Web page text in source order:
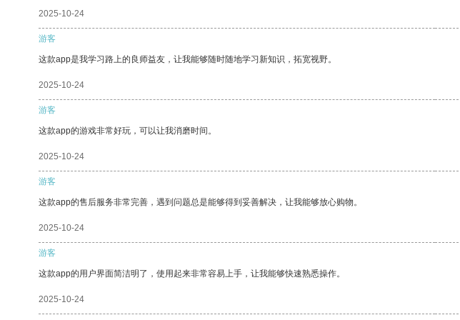
2025-10-24
游客
这款app是我学习路上的良师益友，让我能够随时随地学习新知识，拓宽视野。
2025-10-24
游客
这款app的游戏非常好玩，可以让我消磨时间。
2025-10-24
游客
这款app的售后服务非常完善，遇到问题总是能够得到妥善解决，让我能够放心购物。
2025-10-24
游客
这款app的用户界面简洁明了，使用起来非常容易上手，让我能够快速熟悉操作。
2025-10-24